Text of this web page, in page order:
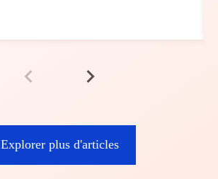
Explorer plus d'articles